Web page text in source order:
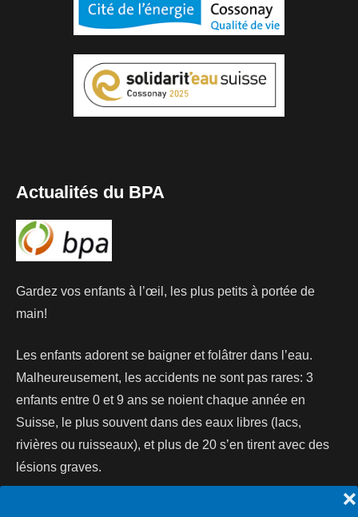
❌
Actualités du BPA
Gardez vos enfants à l’œil, les plus petits à portée de
main!
Les enfants adorent se baigner et folâtrer dans l’eau.
Malheureusement, les accidents ne sont pas rares: 3
enfants entre 0 et 9 ans se noient chaque année en
Suisse, le plus souvent dans des eaux libres (lacs,
rivières ou ruisseaux), et plus de 20 s’en tirent avec des
lésions graves.